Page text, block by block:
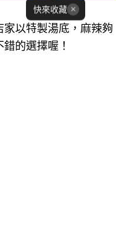
快來收藏
家以特製湯底，麻辣夠
的選擇喔！